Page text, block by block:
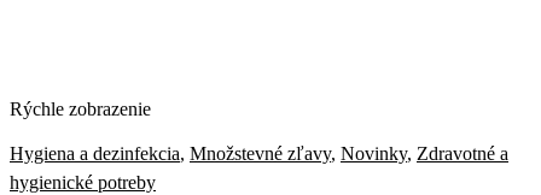
Rýchle zobrazenie
Hygiena a dezinfekcia, Množstevné zľavy, Novinky, Zdravotné a
hygienické potreby